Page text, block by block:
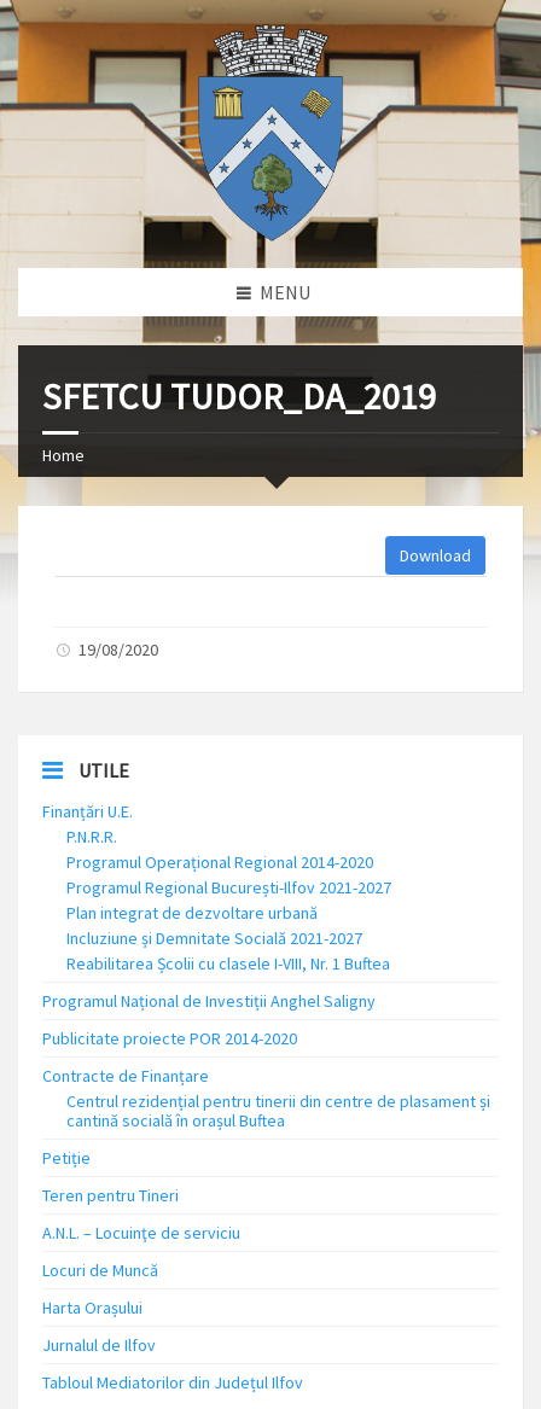
MENU
SFETCU TUDOR_DA_2019
Home
Download
19/08/2020
UTILE
Finanțări U.E.
P.N.R.R.
Programul Operațional Regional 2014-2020
Programul Regional București-Ilfov 2021-2027
Plan integrat de dezvoltare urbană
Incluziune și Demnitate Socială 2021-2027
Reabilitarea Școlii cu clasele I-VIII, Nr. 1 Buftea
Programul Național de Investiții Anghel Saligny
Publicitate proiecte POR 2014-2020
Contracte de Finanțare
Centrul rezidențial pentru tinerii din centre de plasament și
cantină socială în orașul Buftea
Petiție
Teren pentru Tineri
A.N.L. – Locuinţe de serviciu
Locuri de Muncă
Harta Orașului
Jurnalul de Ilfov
Tabloul Mediatorilor din Județul Ilfov